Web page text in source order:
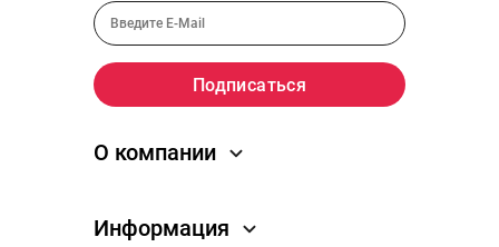
О компании
Новости
Информация